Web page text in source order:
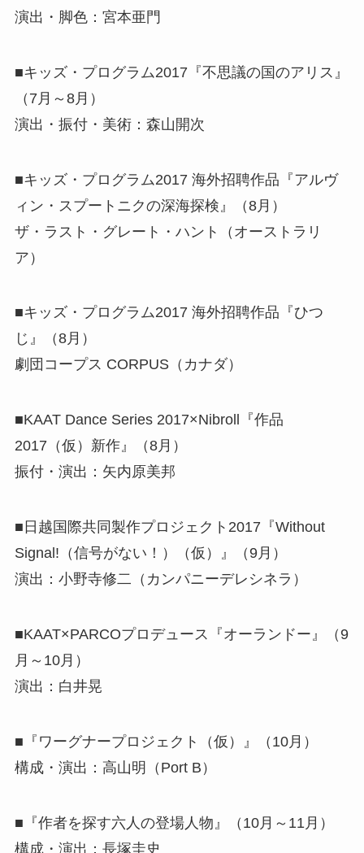
演出・脚色：宮本亜門
■キッズ・プログラム2017『不思議の国のアリス』
（7月～8月）
演出・振付・美術：森山開次
■キッズ・プログラム2017 海外招聘作品『アルヴ
ィン・スプートニクの深海探検』（8月）
ザ・ラスト・グレート・ハント（オーストラリ
ア）
■キッズ・プログラム2017 海外招聘作品『ひつ
じ』（8月）
劇団コープス CORPUS（カナダ）
■KAAT Dance Series 2017×Nibroll『作品
2017（仮）新作』（8月）
振付・演出：矢内原美邦
■日越国際共同製作プロジェクト2017『Without
Signal!（信号がない！）（仮）』（9月）
演出：小野寺修二（カンパニーデレシネラ）
■KAAT×PARCOプロデュース『オーランドー』（9
月～10月）
演出：白井晃
■『ワーグナープロジェクト（仮）』（10月）
構成・演出：高山明（Port B）
■『作者を探す六人の登場人物』（10月～11月）
構成・演出：長塚圭史